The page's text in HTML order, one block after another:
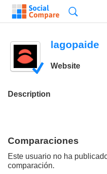
lagopaide
Website
Description
Comparaciones
Este usuario no ha
comparación.